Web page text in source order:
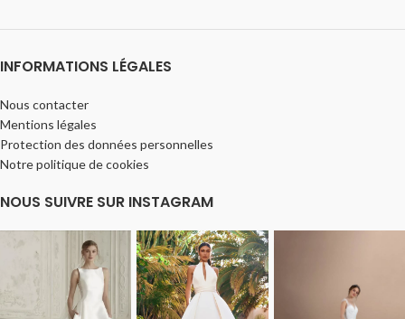
INFORMATIONS LÉGALES
Nous contacter
Mentions légales
Protection des données personnelles
Notre politique de cookies
NOUS SUIVRE SUR INSTAGRAM